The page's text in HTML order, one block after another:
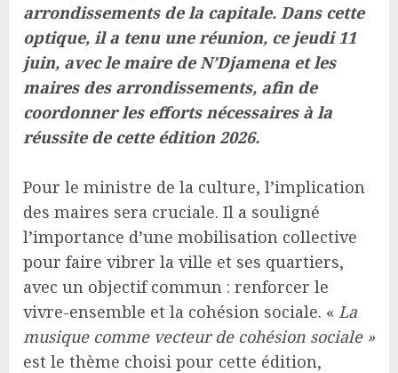
arrondissements de la capitale. Dans cette
optique, il a tenu une réunion, ce jeudi 11
juin, avec le maire de N’Djamena et les
maires des arrondissements, afin de
coordonner les efforts nécessaires à la
réussite de cette édition 2026.
Pour le ministre de la culture, l’implication
des maires sera cruciale. Il a souligné
l’importance d’une mobilisation collective
pour faire vibrer la ville et ses quartiers,
avec un objectif commun : renforcer le
vivre-ensemble et la cohésion sociale. « La
musique comme vecteur de cohésion sociale »
est le thème choisi pour cette édition,